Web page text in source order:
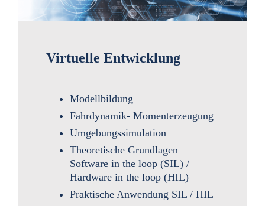
Virtuelle Entwicklung
Modellbildung
Fahrdynamik- Momenterzeugung
Umgebungssimulation
Theoretische Grundlagen
Software in the loop (SIL) /
Hardware in the loop (HIL)
Praktische Anwendung SIL / HIL